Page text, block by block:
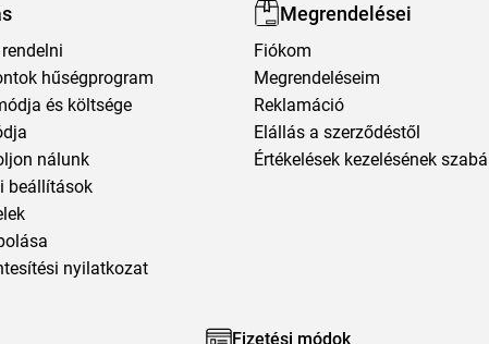
hűségprogram
és költsége
nálunk
beállítások
nyilatkozat
Megrendelései
Fiókom
Megrendeléseim
Reklamáció
Elállás a szerződéstől
Értékelések kezelésének
Fizetési módok